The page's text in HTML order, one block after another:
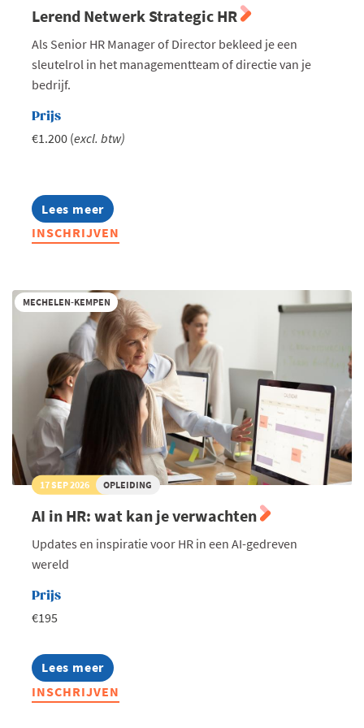
Lerend Netwerk Strategic HR
Als Senior HR Manager of Director bekleed je een
sleutelrol in het managementteam of directie van je
bedrijf.
Prijs
€1.200 (excl. btw)
Lees meer
about
Lerend
Netwerk
INSCHRIJVEN
MECHELEN-KEMPEN
17 SEP 2026 OPLEIDING
AI in HR: wat kan je verwachten
Updates en inspiratie voor HR in een AI-gedreven
wereld
Prijs
€195
Lees meer
about
AI
in
INSCHRIJVEN